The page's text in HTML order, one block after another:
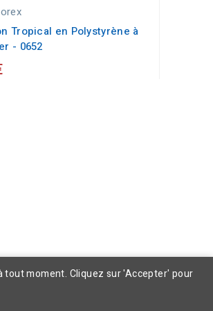
Tropical en Polystyrène à
- 0652
tout moment. Cliquez sur 'Accepter' pour